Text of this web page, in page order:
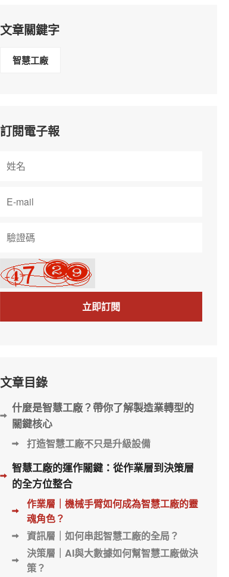
文章關鍵字
智慧工廠
訂閱電子報
立即訂閱
文章目錄
什麼是智慧工廠？帶你了解製造業轉型的
關鍵核心
打造智慧工廠不只是升級設備
智慧工廠的運作關鍵：從作業層到決策層
的全方位整合
作業層｜機械手臂如何成為智慧工廠的靈
魂角色？
資訊層｜如何串起智慧工廠的全局？
決策層｜AI與大數據如何幫智慧工廠做決
策？